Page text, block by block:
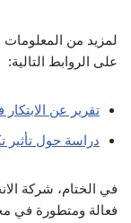
لمزيد من المعلومات
على الروابط التالية:
تقرير عن
دراسة حول تأثير
في الختام، شركة
فعالة ومتطورة في